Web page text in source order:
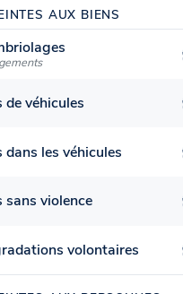
AUX BIENS
de véhicules
dans les véhicules
sans violence
volontaires